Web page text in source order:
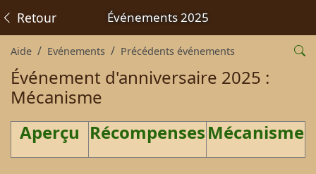
Événements 2025
Retour
Aide Evénements Précédents événements
Événement d'anniversaire 2025 :
Mécanisme
Aperçu RécompensesMécanisme